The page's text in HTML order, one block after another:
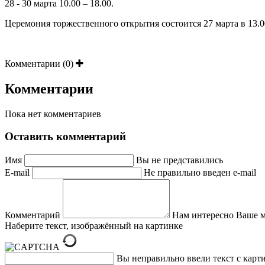
28 - 30 марта 10.00 – 18.00.
Церемония торжественного открытия состоится 27 марта в
Комментарии (0)
Комментарии
Пока нет комментариев
Оставить комментарий
Имя
Вы не представились
E-mail
Не правильно введен e-mail
Комментарий
Нам интересно Ваше
Наберите текст, изображённый на картинке
Вы неправильно ввели текст с